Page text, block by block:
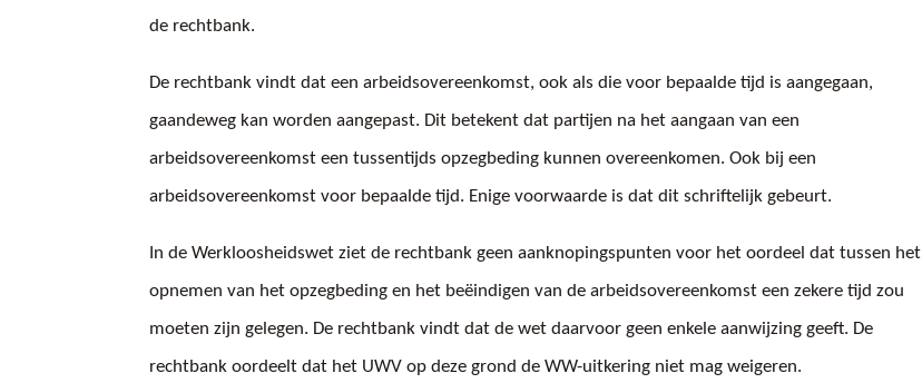
de rechtbank.
De rechtbank vindt dat een arbeidsovereenkomst, ook als die voor bepaalde tijd is aangegaan,
gaandeweg kan worden aangepast. Dit betekent dat partijen na het aangaan van een
arbeidsovereenkomst een tussentijds opzegbeding kunnen overeenkomen. Ook bij een
arbeidsovereenkomst voor bepaalde tijd. Enige voorwaarde is dat dit schriftelijk gebeurt.
In de Werkloosheidswet ziet de rechtbank geen aanknopingspunten voor het oordeel dat tussen het
opnemen van het opzegbeding en het beëindigen van de arbeidsovereenkomst een zekere tijd zou
moeten zijn gelegen. De rechtbank vindt dat de wet daarvoor geen enkele aanwijzing geeft. De
rechtbank oordeelt dat het UWV op deze grond de WW-uitkering niet mag weigeren.